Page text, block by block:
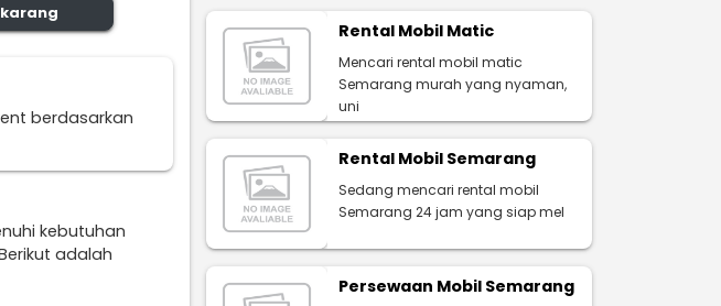
berdasarkan
kebutuhan
adalah
Rental Mobil Matic
Mencari rental mobil matic
Semarang murah yang nyaman,
uni
Rental Mobil Semarang
Sedang mencari rental mobil
Semarang 24 jam yang siap mel
Persewaan Mobil Semarang